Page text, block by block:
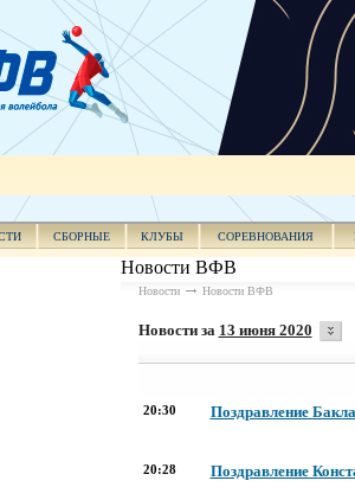
СБОРНЫЕ КЛУБЫ СОРЕВНОВАНИЯ
Новости ВФВ
Новости Новости ВФВ
Новости за 13 июня 2020
20:30 Поздравление
20:28 Поздравление